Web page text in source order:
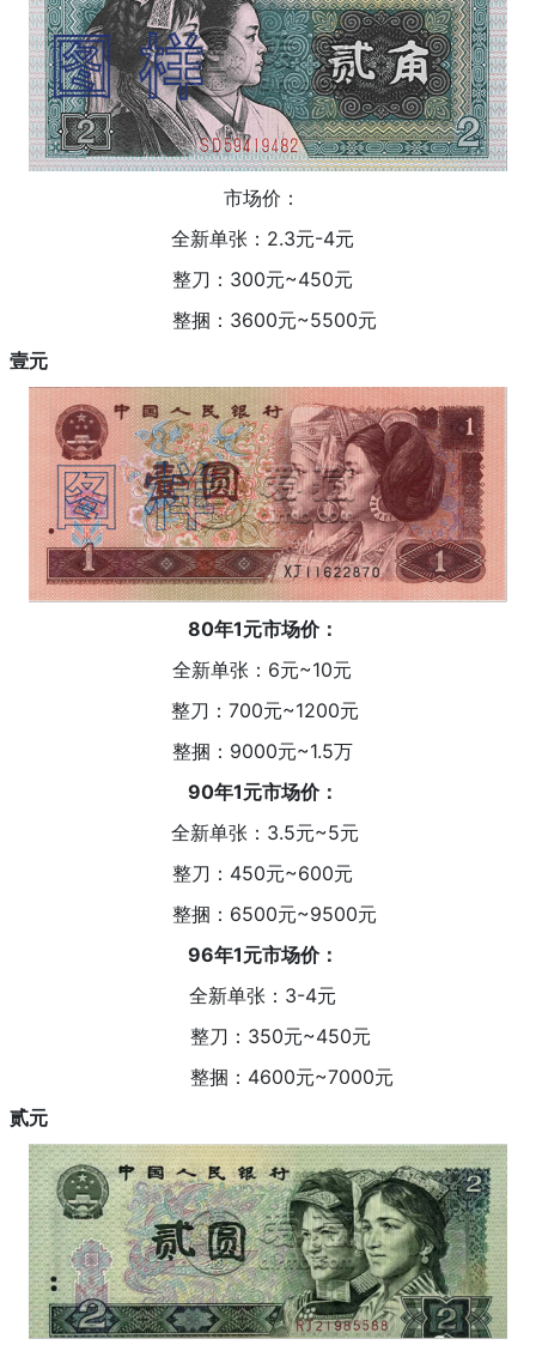
市场价：
全新单张：2.3元-4元
整刀：300元~450元
整捆：3600元~5500元
壹元
80年1元市场价：
全新单张：6元~10元
整刀：700元~1200元
整捆：9000元~1.5万
90年1元市场价：
全新单张：3.5元~5元
整刀：450元~600元
整捆：6500元~9500元
96年1元市场价：
全新单张：3-4元
整刀：350元~450元
整捆：4600元~7000元
贰元